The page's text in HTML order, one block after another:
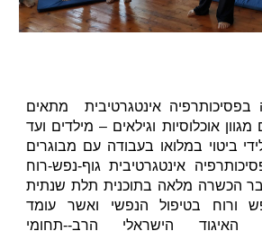
בפסיכותרפיה אינטגרטיבית מתאים
אוכלוסיות וגילאים – מילדים ועד
ביטוי במלואו בעבודה עם מבוגרים
אינטגרטיבית גוף-נפש-רוח
הכשרה מלאה בתוכנית תלת שנתית
ורוח בטיפול הנפשי ואשר עומד
האיגוד הישראלי הרב--תחומי